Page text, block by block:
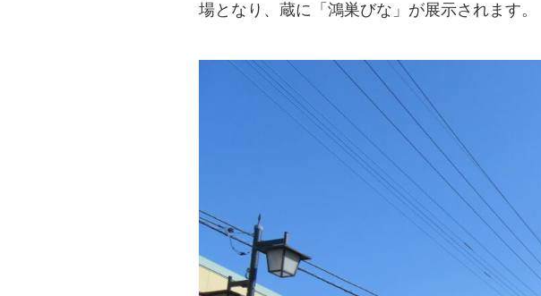
場となり、蔵に「鴻巣びな」が展示されます。